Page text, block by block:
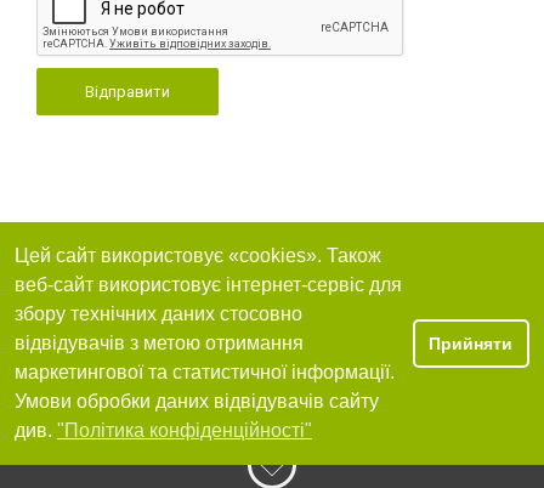
Відправити
Цей сайт використовує «cookies». Також
веб-сайт використовує інтернет-сервіс для
збору технічних даних стосовно
відвідувачів з метою отримання
маркетингової та статистичної інформації.
Умови обробки даних відвідувачів сайту
див. "Політика конфіденційності"
Прийняти